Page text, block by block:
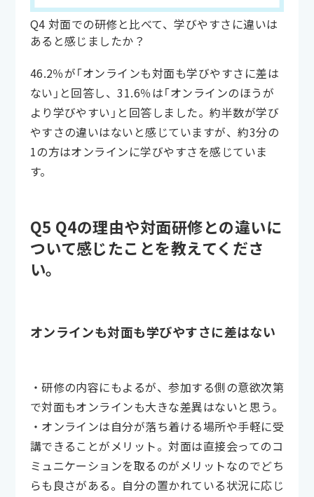
Q4 対面での研修と比べて、学びやすさに違いは
あると感じましたか？
46.2％が「オンラインも対面も学びやすさに差は
ない」と回答し、31.6％は「オンラインのほうが
より学びやすい」と回答しました。約半数が学び
やすさの違いはないと感じていますが、約3分の
1の方はオンラインに学びやすさを感じていま
す。
Q5 Q4の理由や対面研修との違いに
ついて感じたことを教えてくださ
い。
オンラインも対面も学びやすさに差はない
・研修の内容にもよるが、参加する側の意欲次第
で対面もオンラインも大きな差異はないと思う。
・オンラインは自分が落ち着ける場所や手軽に受
講できることがメリット。対面は直接会ってのコ
ミュニケーションを取るのがメリットなのでどち
らも良さがある。自分の置かれている状況に応じ